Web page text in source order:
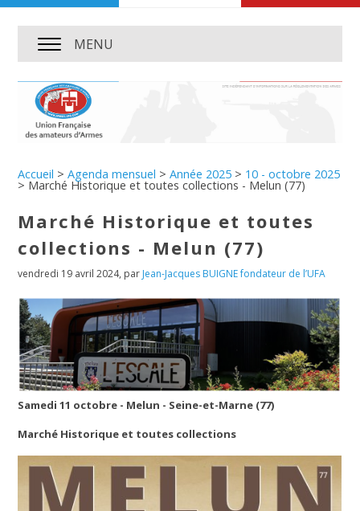
MENU
Accueil >Agenda mensuel >Année 2025 > 10 - octobre 2025
> Marché Historique et toutes collections - Melun (77)
Marché Historique et toutes
collections - Melun (77)
vendredi 19 avril 2024, par Jean-Jacques BUIGNE fondateur de l’UFA
Samedi 11 octobre - Melun - Seine-et-Marne (77)
Marché Historique et toutes collections